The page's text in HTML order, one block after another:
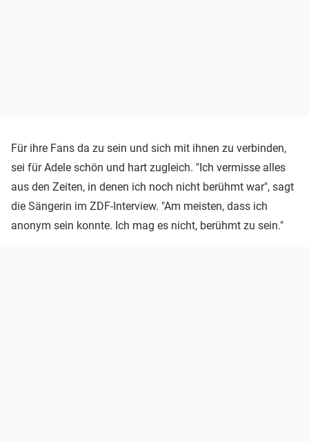
Für ihre Fans da zu sein und sich mit ihnen zu verbinden,
sei für Adele schön und hart zugleich. "Ich vermisse alles
aus den Zeiten, in denen ich noch nicht berühmt war", sagt
die Sängerin im ZDF-Interview. "Am meisten, dass ich
anonym sein konnte. Ich mag es nicht, berühmt zu sein."